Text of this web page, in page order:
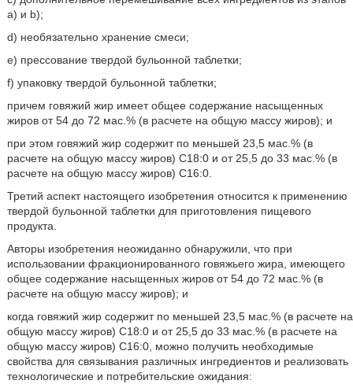
a) и b);
d) необязательно хранение смеси;
e) прессование твердой бульонной таблетки;
f) упаковку твердой бульонной таблетки;
причем говяжий жир имеет общее содержание насыщенных
жиров от 54 до 72 мас.% (в расчете на общую массу жиров); и
при этом говяжий жир содержит по меньшей 23,5 мас.% (в
расчете на общую массу жиров) C18:0 и от 25,5 до 33 мас.% (в
расчете на общую массу жиров) C16:0.
Третий аспект настоящего изобретения относится к применению
твердой бульонной таблетки для приготовления пищевого
продукта.
Авторы изобретения неожиданно обнаружили, что при
использовании фракционированного говяжьего жира, имеющего
общее содержание насыщенных жиров от 54 до 72 мас.% (в
расчете на общую массу жиров); и
когда говяжий жир содержит по меньшей 23,5 мас.% (в расчете на
общую массу жиров) C18:0 и от 25,5 до 33 мас.% (в расчете на
общую массу жиров) C16:0, можно получить необходимые
свойства для связывания различных ингредиентов и реализовать
технологические и потребительские ожидания: